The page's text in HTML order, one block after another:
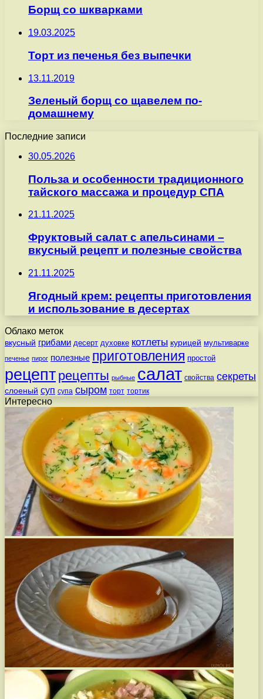
Борщ со шкварками
19.03.2025
Торт из печенья без выпечки
13.11.2019
Зеленый борщ со щавелем по-
домашнему
Последние записи
30.05.2026
Польза и особенности традиционного
тайского массажа и процедур СПА
21.11.2025
Фруктовый салат с апельсинами –
вкусный рецепт и полезные свойства
21.11.2025
Ягодный крем: рецепты приготовления
и использование в десертах
Облако меток
вкусный грибами десерт духовке котлеты курицей мультиварке
печенье пирог полезные приготовления простой
рецепт рецепты рыбные салат свойства секреты
слоеный суп супа сыром торт тортик
Интересно